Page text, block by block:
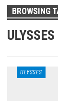
BROWSING
ULYSSES
ULYSSES